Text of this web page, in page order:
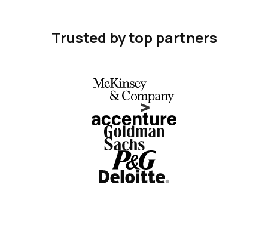
Trusted by top partners